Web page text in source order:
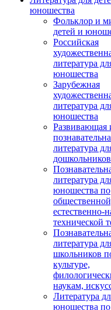
юношества
Фольклор и
детей и
Российская
литература
юношества
Зарубежная
литература
юношества
Развивающая
литература
дошкольников
литература
юношества по
естественно-
технической
литература
школьников
культуре,
наукам,
Литература
юношества по